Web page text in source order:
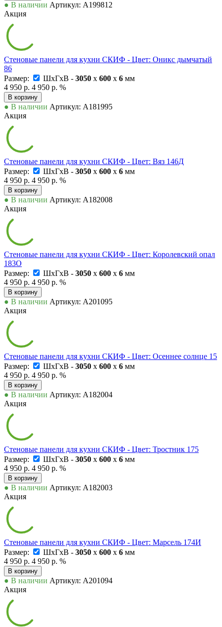
● В наличии Артикул: А199812
Акция
Стеновые панели для кухни СКИФ - Цвет: Оникс дымчатый
86
Размер:
ШxГxВ - 3050 x 600 x 6 мм
4 950 р. 4 950 р. %
В корзину
● В наличии Артикул: А181995
Акция
Стеновые панели для кухни СКИФ - Цвет: Вяз 146Д
Размер:
ШxГxВ - 3050 x 600 x 6 мм
4 950 р. 4 950 р. %
В корзину
● В наличии Артикул: А182008
Акция
Стеновые панели для кухни СКИФ - Цвет: Королевский опал
183О
Размер:
ШxГxВ - 3050 x 600 x 6 мм
4 950 р. 4 950 р. %
В корзину
● В наличии Артикул: А201095
Акция
Стеновые панели для кухни СКИФ - Цвет: Осеннее солнце 15
Размер:
ШxГxВ - 3050 x 600 x 6 мм
4 950 р. 4 950 р. %
В корзину
● В наличии Артикул: А182004
Акция
Стеновые панели для кухни СКИФ - Цвет: Тростник 175
Размер:
ШxГxВ - 3050 x 600 x 6 мм
4 950 р. 4 950 р. %
В корзину
● В наличии Артикул: А182003
Акция
Стеновые панели для кухни СКИФ - Цвет: Марсель 174И
Размер:
ШxГxВ - 3050 x 600 x 6 мм
4 950 р. 4 950 р. %
В корзину
● В наличии Артикул: А201094
Акция